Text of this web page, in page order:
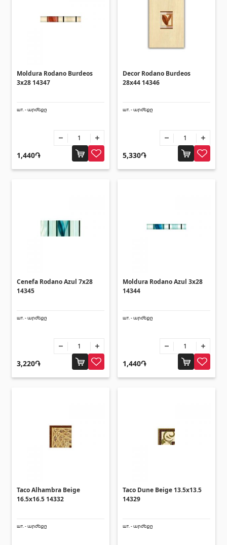
Moldura Rodano Burdeos
3x28 14347
шт. - արժեքը
1,440֏
Decor Rodano Burdeos
28x44 14346
шт. - արժեքը
5,330֏
Cenefa Rodano Azul 7x28
14345
шт. - արժեքը
3,220֏
Moldura Rodano Azul 3x28
14344
шт. - արժեքը
1,440֏
Taco Alhambra Beige
16.5x16.5 14332
шт. - արժեքը
Taco Dune Beige 13.5x13.5
14329
шт. - արժեքը